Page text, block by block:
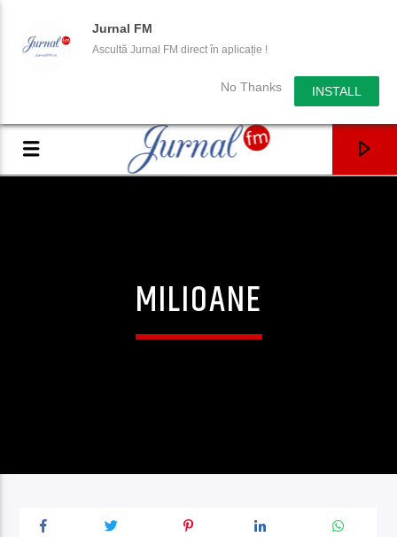
Jurnal FM
Ascultă Jurnal FM direct în aplicație !
No Thanks INSTALL
MILIOANE